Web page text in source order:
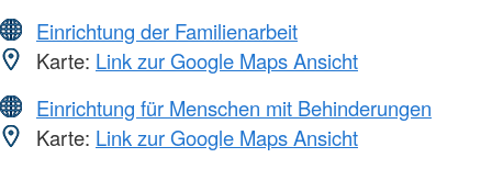
Einrichtung der Familienarbeit
Karte: Link zur Google Maps Ansicht
Einrichtung für Menschen mit Behinderungen
Karte: Link zur Google Maps Ansicht